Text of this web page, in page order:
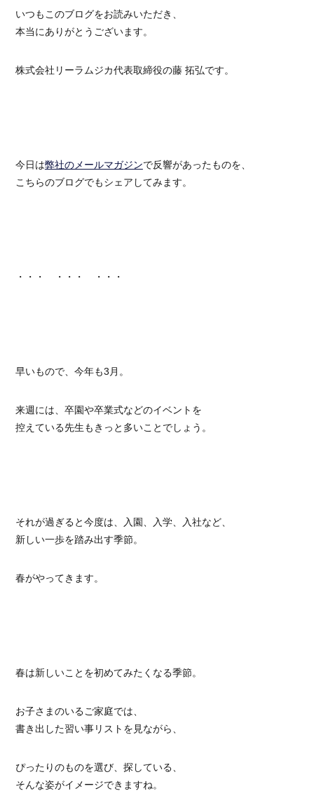
いつもこのブログをお読みいただき、
本当にありがとうございます。
株式会社リーラムジカ代表取締役の藤 拓弘です。
今日は弊社のメールマガジンで反響があったものを、
こちらのブログでもシェアしてみます。
・・・ ・・・ ・・・
早いもので、今年も3月。
来週には、卒園や卒業式などのイベントを
控えている先生もきっと多いことでしょう。
それが過ぎると今度は、入園、入学、入社など、
新しい一歩を踏み出す季節。
春がやってきます。
春は新しいことを初めてみたくなる季節。
お子さまのいるご家庭では、
書き出した習い事リストを見ながら、
ぴったりのものを選び、探している、
そんな姿がイメージできますね。